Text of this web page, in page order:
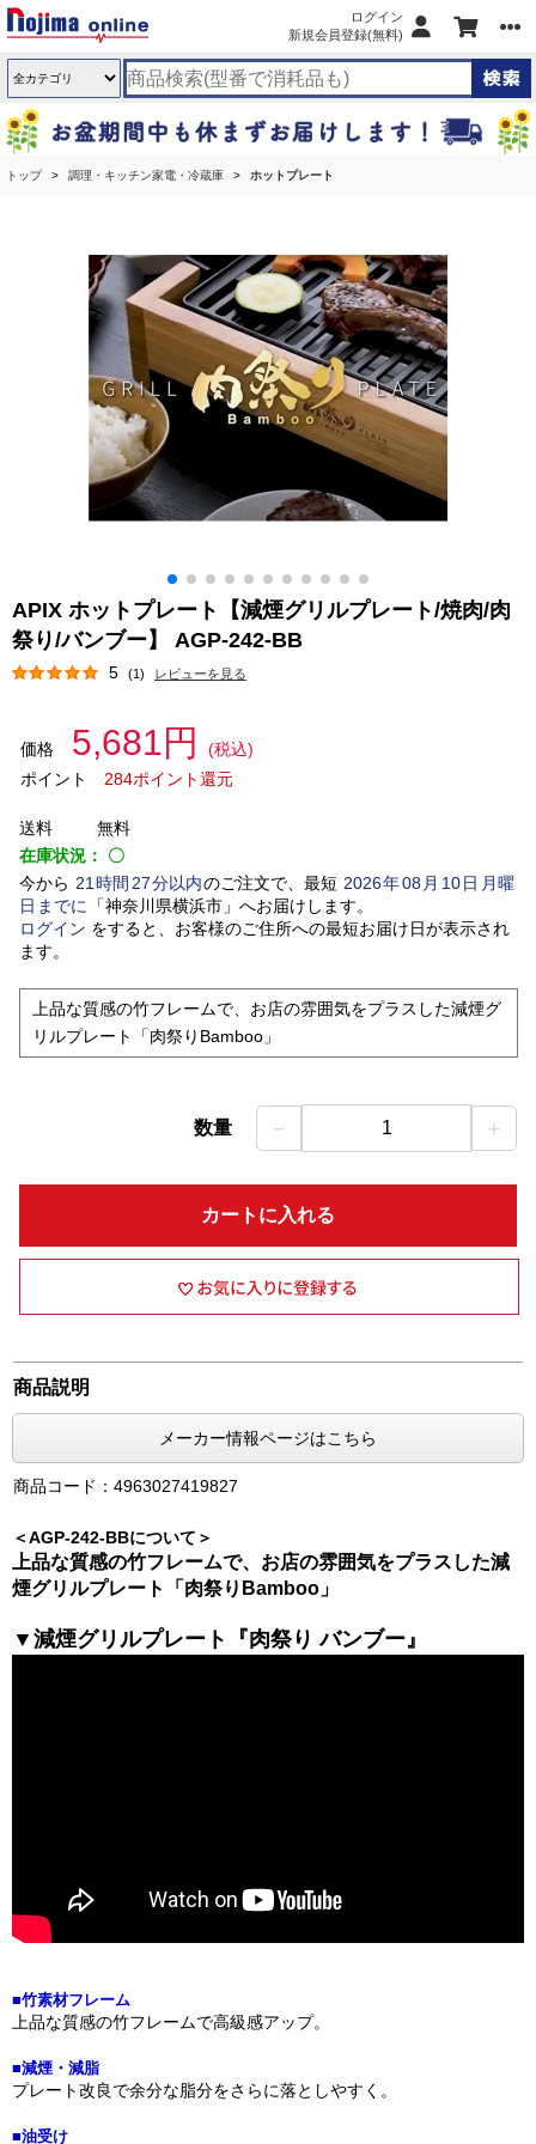
ログイン
新規会員登録(無料)
トップ 調理・キッチン家電・冷蔵庫 ホットプレート
APIX ホットプレート【減煙グリルプレート/焼肉/肉
祭り/バンブー】 AGP-242-BB
5 (1) レビューを見る
価格 5,681円
(税込)
ポイント
284ポイント還元
送料
無料
在庫状況： 〇
今から 21 時間 27分以内のご注文で、最短 2026年08 月 10日月曜
日 までに 「神奈川県横浜市」 へお届けします。
ログイン をすると、お客様のご住所への最短お届け日が表示され
ます。
上品な質感の竹フレームで、お店の雰囲気をプラスした減煙グ
リルプレート「肉祭りBamboo」
数量 － 1 ＋
カートに入れる
商品説明
メーカー情報ページはこちら
商品コード：4963027419827
＜AGP-242-BBについて＞
上品な質感の竹フレームで、お店の雰囲気をプラスした減
煙グリルプレート「肉祭りBamboo」
▼減煙グリルプレート『肉祭り バンブー』
■竹素材フレーム
上品な質感の竹フレームで高級感アップ。
■減煙・減脂
プレート改良で余分な脂分をさらに落としやすく。
■油受け